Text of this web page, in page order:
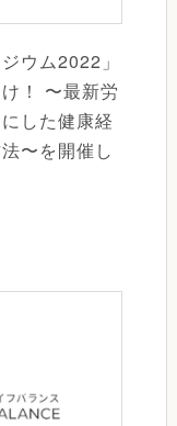
ウム2022」
！ 〜最新労
した健康経
〜を開催し